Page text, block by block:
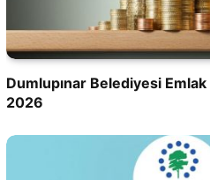
Dumlupınar Belediyesi
2026